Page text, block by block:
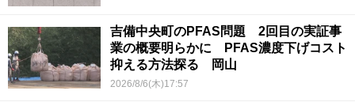
吉備中央町のPFAS問題 2回目の実証事
業の概要明らかに PFAS濃度下げコスト
抑える方法探る 岡山
2026/8/6(木)17:57